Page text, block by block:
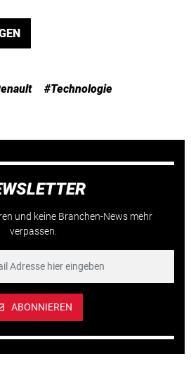
#Technologie
und keine Branchen-News mehr
verpassen.
ABONNIEREN